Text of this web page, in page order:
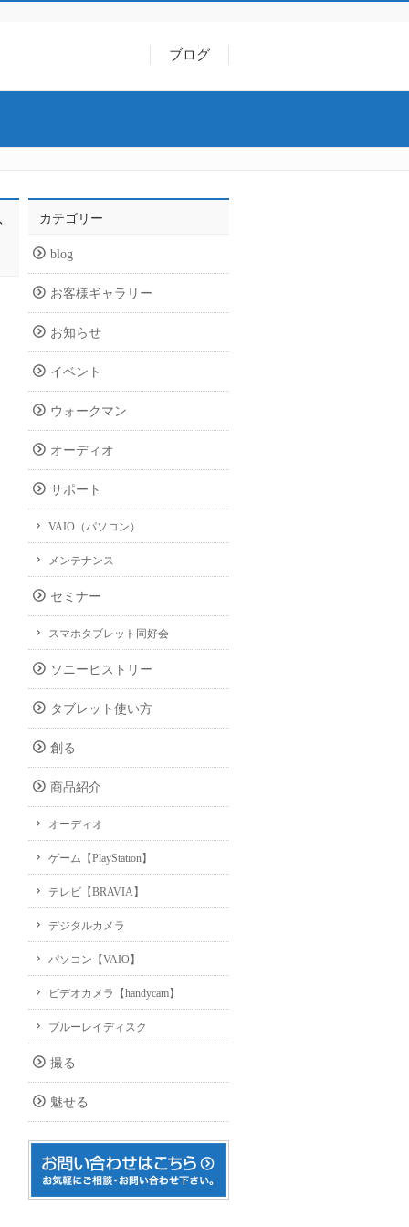
ブログ
カテゴリー
blog
お客様ギャラリー
お知らせ
イベント
ウォークマン
オーディオ
サポート
VAIO（パソコン）
メンテナンス
セミナー
スマホタブレット同好会
ソニーヒストリー
タブレット使い方
創る
商品紹介
オーディオ
ゲーム【PlayStation】
テレビ【BRAVIA】
デジタルカメラ
パソコン【VAIO】
ビデオカメラ【handycam】
ブルーレイディスク
撮る
魅せる